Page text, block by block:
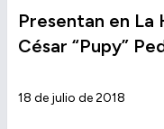
Presentan en La
César “Pupy”
18 de julio de 2018